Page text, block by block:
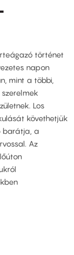
történet
napon
mint a többi,
Los
követhetjük
barátja, a
Az